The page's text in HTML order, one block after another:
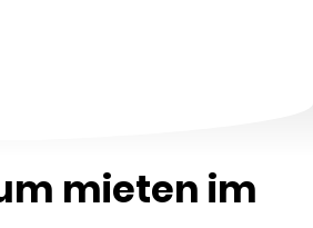
mieten im